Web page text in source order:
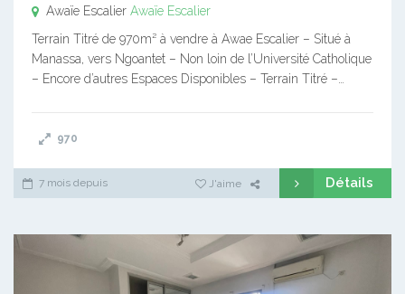
Awaïe Escalier Awaïe Escalier
Terrain Titré de 970m² à vendre à Awae Escalier – Situé à
Manassa, vers Ngoantet – Non loin de l’Université Catholique
– Encore d’autres Espaces Disponibles – Terrain Titré –…
970
7 mois depuis J'aime Détails